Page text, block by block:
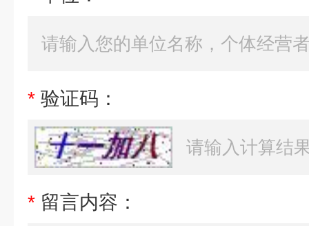
* 验证码：
* 留言内容：